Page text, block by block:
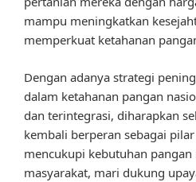
mampu meningkatkan
memperkuat ketahanan
Dengan adanya strategi
dalam ketahanan pangan
dan terintegrasi, diharapkan
kembali berperan sebagai
mencukupi kebutuhan pangan
masyarakat, mari dukung